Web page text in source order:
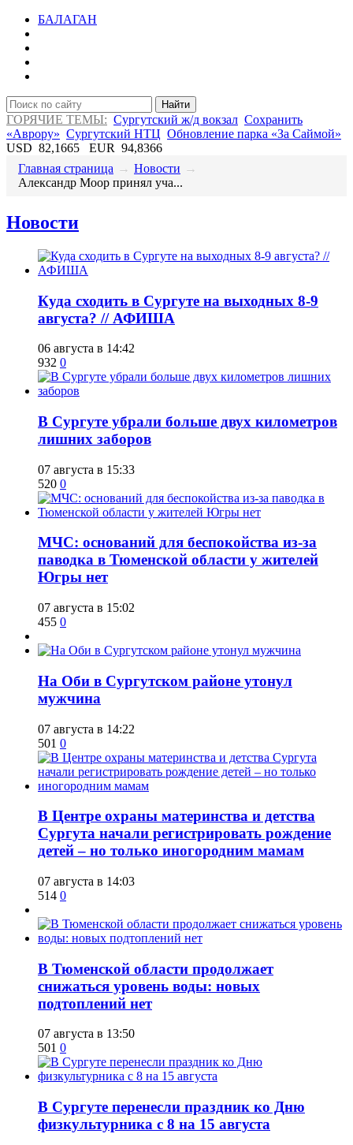
БАЛАГАН
Найти
ГОРЯЧИЕ ТЕМЫ: Сургутский ж/д вокзал Сохранить
«Аврору» Сургутский НТЦ Обновление парка «За Саймой»
USD 82,1665 EUR 94,8366
Главная страница → Новости →
​Александр Моор принял уча...
Новости
​Куда сходить в Сургуте на выходных 8-9
августа? // АФИША
06 августа в 14:42
932 0
​В Сургуте убрали больше двух километров
лишних заборов
07 августа в 15:33
520 0
​МЧС: оснований для беспокойства из-за
паводка в Тюменской области у жителей
Югры нет
07 августа в 15:02
455 0
​На Оби в Сургутском районе утонул
мужчина
07 августа в 14:22
501 0
​В Центре охраны материнства и детства
Сургута начали регистрировать рождение
детей – но только иногородним мамам
07 августа в 14:03
514 0
​В Тюменской области продолжает
снижаться уровень воды: новых
подтоплений нет
07 августа в 13:50
501 0
​В Сургуте перенесли праздник ко Дню
физкультурника с 8 на 15 августа